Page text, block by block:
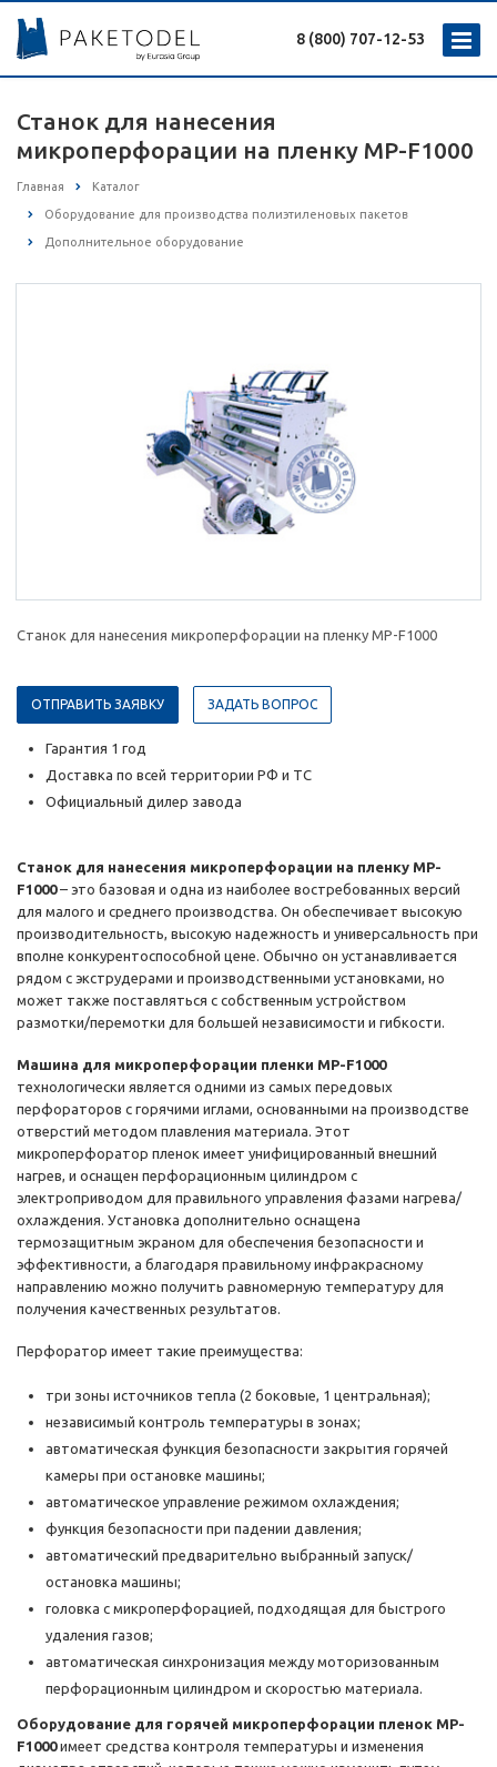
8 (800) 707-12-53
Станок для нанесения
микроперфорации на пленку MP-F1000
Главная Каталог
Оборудование для производства полиэтиленовых пакетов
Дополнительное оборудование
Станок для нанесения микроперфорации на пленку MP-F1000
ОТПРАВИТЬ ЗАЯВКУ ЗАДАТЬ ВОПРОС
Гарантия 1 год
Доставка по всей территории РФ и ТС
Официальный дилер завода
Станок для нанесения микроперфорации на пленку MP-
F1000– это базовая и одна из наиболее востребованных версий
для малого и среднего производства. Он обеспечивает высокую
производительность, высокую надежность и универсальность при
вполне конкурентоспособной цене. Обычно он устанавливается
рядом с экструдерами и производственными установками, но
может также поставляться с собственным устройством
размотки/перемотки для большей независимости и гибкости.
Машина для микроперфорации пленки MP-F1000
технологически является одними из самых передовых
перфораторов с горячими иглами, основанными на производстве
отверстий методом плавления материала. Этот
микроперфоратор пленок имеет унифицированный внешний
нагрев, и оснащен перфорационным цилиндром с
электроприводом для правильного управления фазами нагрева/
охлаждения. Установка дополнительно оснащена
термозащитным экраном для обеспечения безопасности и
эффективности, а благодаря правильному инфракрасному
направлению можно получить равномерную температуру для
получения качественных результатов.
Перфоратор имеет такие преимущества:
три зоны источников тепла (2 боковые, 1 центральная);
независимый контроль температуры в зонах;
автоматическая функция безопасности закрытия горячей
камеры при остановке машины;
автоматическое управление режимом охлаждения;
функция безопасности при падении давления;
автоматический предварительно выбранный запуск/
остановка машины;
головка с микроперфорацией, подходящая для быстрого
удаления газов;
автоматическая синхронизация между моторизованным
перфорационным цилиндром и скоростью материала.
Оборудование для горячей микроперфорации пленок MP-
F1000имеет средства контроля температуры и изменения